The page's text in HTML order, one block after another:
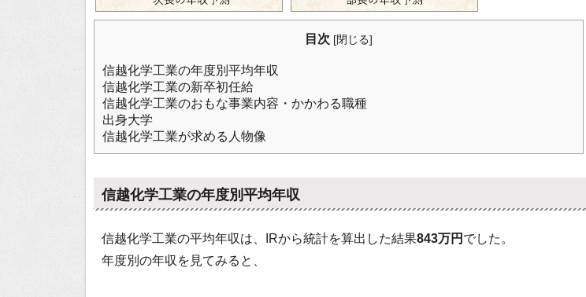
目次 [閉じる]
信越化学工業の年度別平均年収
信越化学工業の新卒初任給
信越化学工業のおもな事業内容・かかわる職種
出身大学
信越化学工業が求める人物像
信越化学工業の年度別平均年収
信越化学工業の平均年収は、IRから統計を算出した結果843万円 でした。
年度別の年収を見てみると、